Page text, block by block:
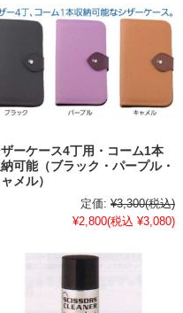
ーケース4丁用・コーム1本
可能（ブラック・パープル・
メル）
定価: ¥3,300(税込)
¥2,800(税込 ¥3,080)